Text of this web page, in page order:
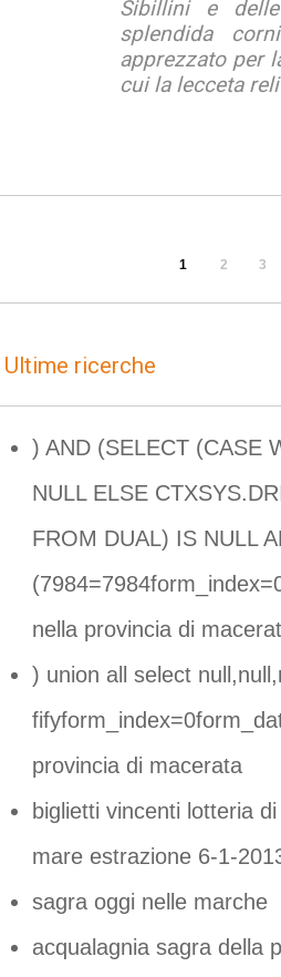
Sibillini e
splendida
apprezzato per
cui la lecceta
1 2 3
Ultime ricerche
) AND (SELECT (CASE
NULL ELSE
FROM DUAL) IS NULL
nella provincia di
) union all select
provincia di macerata
biglietti vincenti lotteria
mare estrazione 6-1-
sagra oggi nelle marche
acqualagnia sagra della